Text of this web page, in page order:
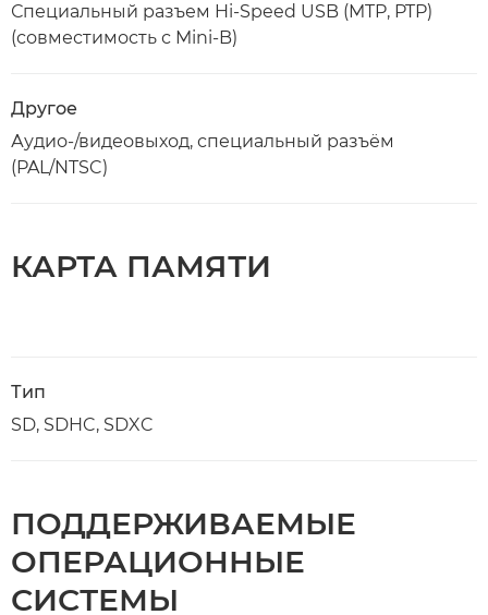
Специальный разъем Hi-Speed USB (MTP, PTP)
(совместимость с Mini-B)
Другое
Аудио-/видеовыход, специальный разъём
(PAL/NTSC)
КАРТА ПАМЯТИ
Тип
SD, SDHC, SDXC
ПОДДЕРЖИВАЕМЫЕ
ОПЕРАЦИОННЫЕ
СИСТЕМЫ